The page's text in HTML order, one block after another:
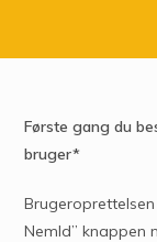
Første gang du
bruger*
NemId” knappen